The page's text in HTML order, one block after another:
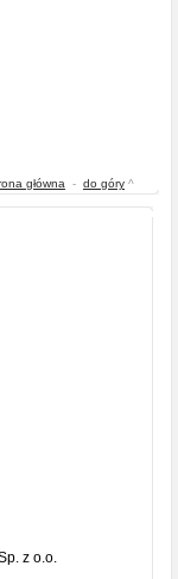
główna - do góry ^
z o.o.